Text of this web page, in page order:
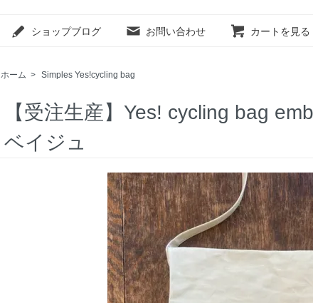
ショップブログ お問い合わせ カートを見る
ホーム > Simples Yes!cycling bag
【受注生産】Yes! cycling bag
ベイジュ